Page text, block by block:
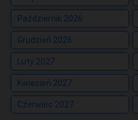
Październik 2026
Grudzień 2026
Luty 2027
Kwiecień 2027
Czerwiec 2027